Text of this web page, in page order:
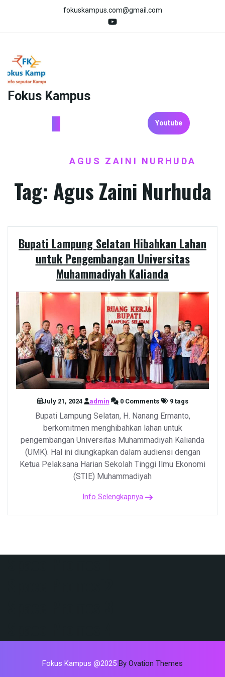
fokuskampus.com@gmail.com
Fokus Kampus
Youtube
/AGUS ZAINI NURHUDA
Tag: Agus Zaini Nurhuda
Bupati Lampung Selatan Hibahkan Lahan
untuk Pengembangan Universitas
Muhammadiyah Kalianda
July 21, 2024 admin 0 Comments 9 tags
Bupati Lampung Selatan, H. Nanang Ermanto,
berkomitmen menghibahkan lahan untuk
pengembangan Universitas Muhammadiyah Kalianda
(UMK). Hal ini diungkapkan dalam audiensi dengan
Ketua Pelaksana Harian Sekolah Tinggi Ilmu Ekonomi
(STIE) Muhammadiyah
Info Selengkapnya
Fokus Kampus @2025 By Ovation Themes